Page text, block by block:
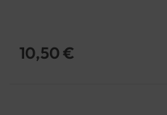
10,50 €